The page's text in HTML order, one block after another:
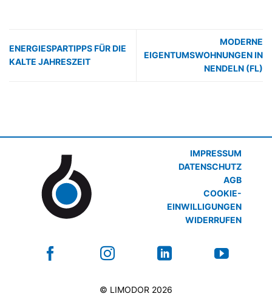
ENERGIESPARTIPPS FÜR DIE
KALTE JAHRESZEIT
MODERNE
EIGENTUMSWOHNUNGEN IN
NENDELN (FL)
IMPRESSUM
DATENSCHUTZ
AGB
COOKIE-
EINWILLIGUNGEN
WIDERRUFEN
© LIMODOR 2026